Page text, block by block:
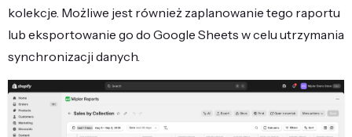
kolekcje. Możliwe jest również zaplanowanie tego raportu
lub eksportowanie go do Google Sheets w celu utrzymania
synchronizacji danych.